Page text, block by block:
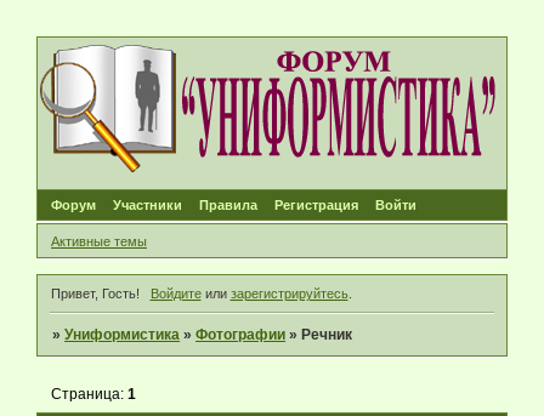
Форум Участники Правила Регистрация Войти
Активные темы
Привет, Гость! Войдитеили зарегистрируйтесь.
»Униформистика »Фотографии » Речник
Страница:1